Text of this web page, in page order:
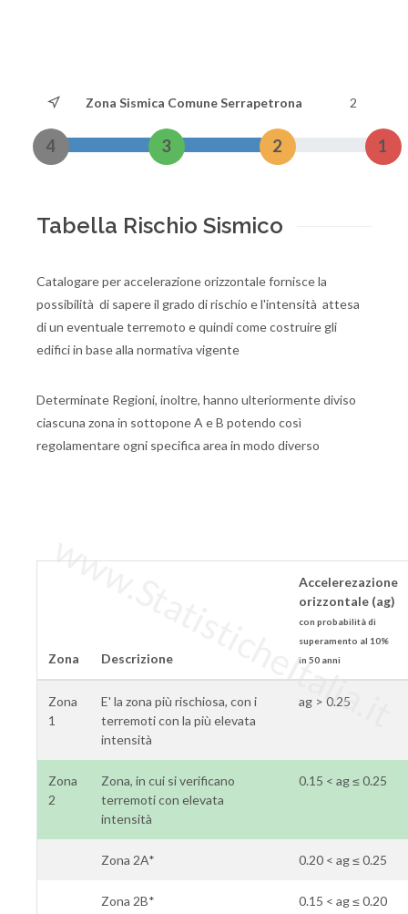
Zona Sismica Comune Serrapetrona 2
4 3 2 1
Tabella Rischio Sismico
Catalogare per accelerazione orizzontale fornisce la
possibilità di sapere il grado di rischio e l'intensità attesa
di un eventuale terremoto e quindi come costruire gli
edifici in base alla normativa vigente
Determinate Regioni, inoltre, hanno ulteriormente diviso
ciascuna zona in sottopone A e B potendo così
regolamentare ogni specifica area in modo diverso
Zona Descrizione
Accelerezazione
orizzontale (ag)
con probabilità di
superamento al 10%
in 50 anni
Zona
1
E' la zona più rischiosa, con i
terremoti con la più elevata
intensità
ag > 0.25
Zona
2
Zona, in cui si verificano
terremoti con elevata
intensità
0.15 < ag ≤ 0.25
Zona 2A* 0.20 < ag ≤ 0.25
Zona 2B* 0.15 < ag ≤ 0.20
www.StatisticheItalia.it